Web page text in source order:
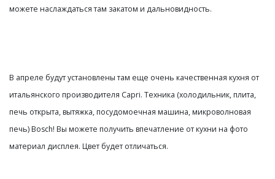
можете наслаждаться там закатом и дальновидность.
В апреле будут установлены там еще очень качественная кухня от
итальянского производителя Capri. Техника (холодильник, плита,
печь открыта, вытяжка, посудомоечная машина, микроволновая
печь) Bosch! Вы можете получить впечатление от кухни на фото
материал дисплея. Цвет будет отличаться.